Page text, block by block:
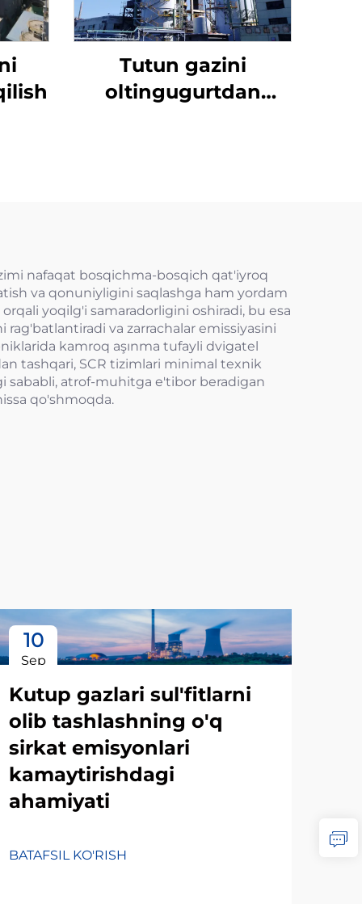
Tutun gazini
oltingugurtdan
nafaqat bosqichma-bosqich qat'iyroq
va qonuniyligini saqlashga ham yordam
yoqilg'i samaradorligini oshiradi, bu esa
va zarrachalar emissiyasini
kamroq aşınma tufayli dvigatel
tashqari, SCR tizimlari minimal texnik
sababli, atrof-muhitga e'tibor beradigan
qo'shmoqda.
10
Sep
Kutup gazlari sul'fitlarni
olib tashlashning o'q
sirkat emisyonlari
kamaytirishdagi
ahamiyati
BATAFSIL KO'RISH